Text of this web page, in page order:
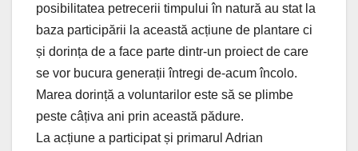
posibilitatea petrecerii timpului în natură au stat la
baza participării la această acțiune de plantare ci
și dorința de a face parte dintr-un proiect de care
se vor bucura generații întregi de-acum încolo.
Marea dorință a voluntarilor este să se plimbe
peste câțiva ani prin această pădure.
La acțiune a participat și primarul Adrian